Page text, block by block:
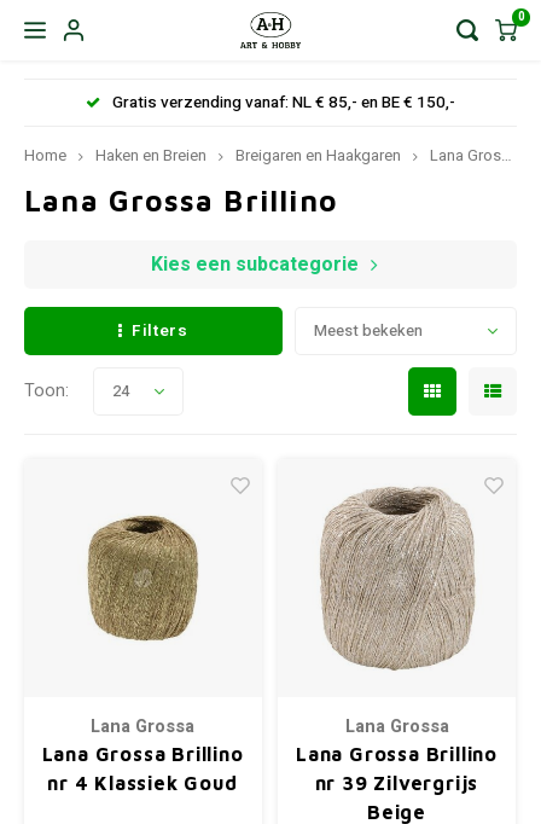
0
Gratis verzending vanaf: NL € 85,- en BE € 150,-
Home Haken en Breien Breigaren en Haakgaren Lana Grossa
Lana Grossa Brillino
Kies een subcategorie
Filters Meest bekeken
Toon: 24
Lana Grossa
Lana Grossa Brillino
nr 4 Klassiek Goud
Lana Grossa
Lana Grossa Brillino
nr 39 Zilvergrijs
Beige